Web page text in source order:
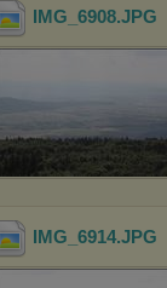
IMG_6908.JPG
IMG_6914.JPG